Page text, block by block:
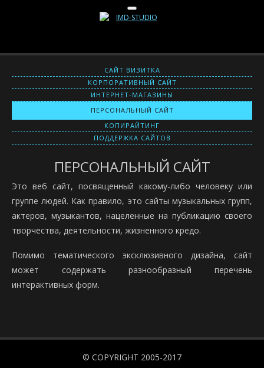
САЙТ ВИЗИТКА
КОРПОРАТИВНЫЙ САЙТ
ИНТЕРНЕТ-МАГАЗИНЫ
ПЕРСОНАЛЬНЫЙ САЙТ
КОПИРАЙТИНГ
ПОДДЕРЖКА САЙТОВ
ПЕРСОНАЛЬНЫЙ САЙТ
Это веб сайт, посвященный какому-либо человеку или
группе людей. Как правило, это сайты музыкальных групп,
актеров, музыкантов, нацеленные на публикацию своего
творчества, деятельности, жизненного кредо.
Помимо тематического эксклюзивного дизайна, сайт
может содержать разнообразный перечень
интерактивных форм.
© COPYRIGHT 2005-2017